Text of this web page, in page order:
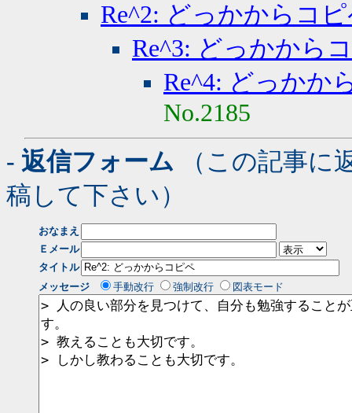
Re^2: どっかからコ
Re^3: どっかから
Re^4: どっかか
No.2185
- 返信フォーム （この記事に
稿して下さい）
おなまえ
Ｅメール
タイトル
メッセージ
手動改行 強制改行 図表モード